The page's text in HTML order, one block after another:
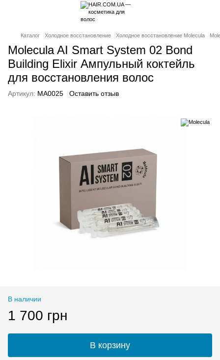
Каталог Холодное восстановление Холодное восстановление Molecula
Molecula AI Smart System 02 Bond
Building Elixir Ампульный коктейль
для восстановления волос
Артикул: MA0025 Оставить отзыв
В наличии
1 700 грн
В корзину